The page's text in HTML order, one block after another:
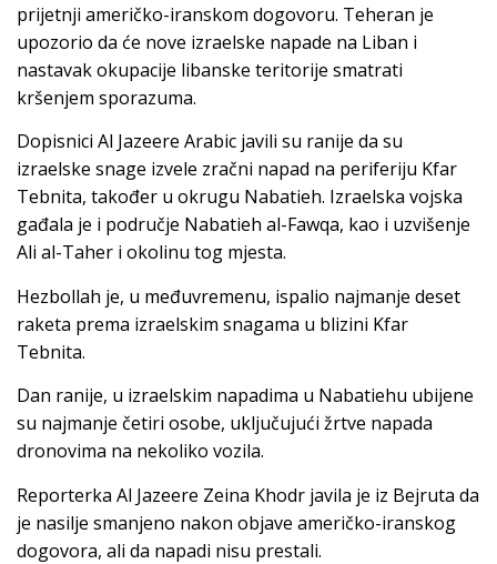
prijetnji američko-iranskom dogovoru. Teheran je
upozorio da će nove izraelske napade na Liban i
nastavak okupacije libanske teritorije smatrati
kršenjem sporazuma.
Dopisnici Al Jazeere Arabic javili su ranije da su
izraelske snage izvele zračni napad na periferiju Kfar
Tebnita, također u okrugu Nabatieh. Izraelska vojska
gađala je i područje Nabatieh al-Fawqa, kao i uzvišenje
Ali al-Taher i okolinu tog mjesta.
Hezbollah je, u međuvremenu, ispalio najmanje deset
raketa prema izraelskim snagama u blizini Kfar
Tebnita.
Dan ranije, u izraelskim napadima u Nabatiehu ubijene
su najmanje četiri osobe, uključujući žrtve napada
dronovima na nekoliko vozila.
Reporterka Al Jazeere Zeina Khodr javila je iz Bejruta da
je nasilje smanjeno nakon objave američko-iranskog
dogovora, ali da napadi nisu prestali.